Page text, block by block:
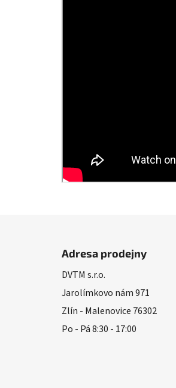
Adresa prodejny
DVTM s.r.o.
Jarolímkovo nám 971
Zlín - Malenovice 76302
Po - Pá 8:30 - 17:00